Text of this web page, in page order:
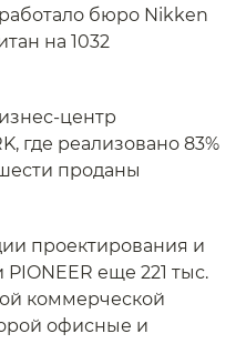
бюро Nikken
на 1032
центр
где реализовано 83%
проданы
проектирования и
еще 221 тыс.
коммерческой
офисные и